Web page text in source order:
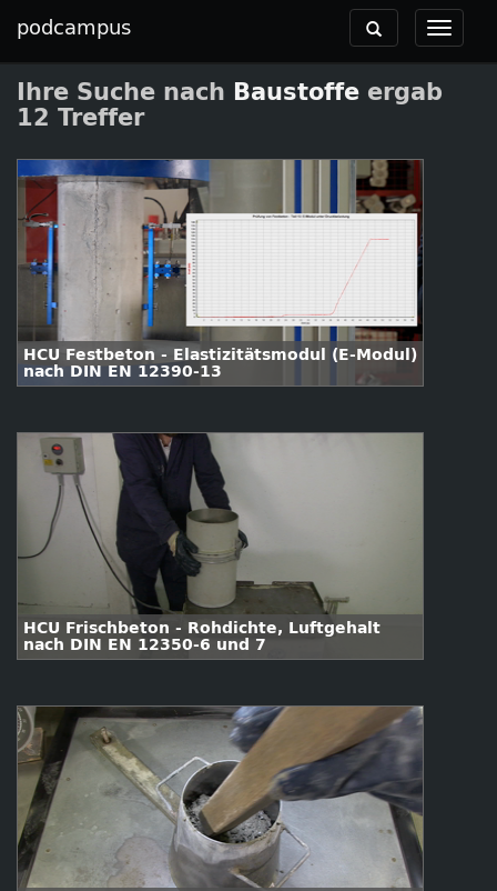
podcampus
Toggle
Toggle
navigation
Ihre Suche nach Baustoffe ergab
12 Treffer
HCU Festbeton - Elastizitätsmodul (E-Modul)
nach DIN EN 12390-13
HCU Frischbeton - Rohdichte, Luftgehalt
nach DIN EN 12350-6 und 7